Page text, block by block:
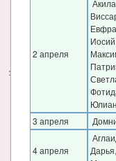
2 апреля
3 апреля
4 апреля